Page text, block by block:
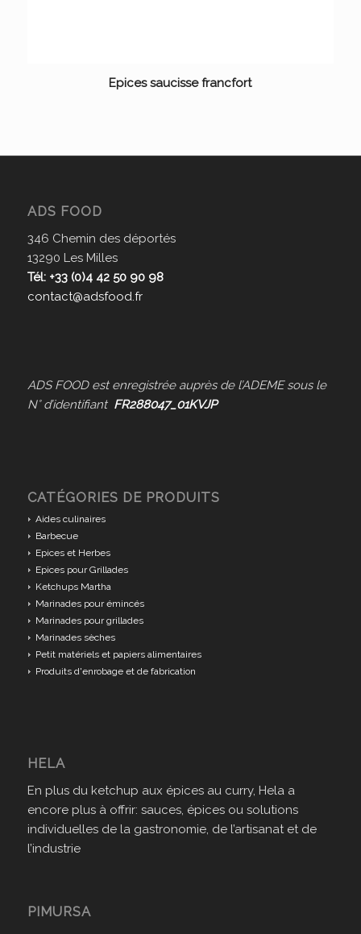
Epices saucisse francfort
ADS FOOD
346 Chemin des déportés
13290 Les Milles
Tél: +33 (0)4 42 50 90 98
contact@adsfood.fr
ADS FOOD est enregistrée auprès de l’ADEME sous le
N° d’identifiant FR288047_01KVJP
CATÉGORIES DE PRODUITS
Aides culinaires
Barbecue
Epices et Herbes
Epices pour Grillades
Ketchups Martha
Marinades pour émincés
Marinades pour grillades
Marinades sèches
Petit matériels et papiers alimentaires
Produits d'enrobage et de fabrication
HELA
En plus du ketchup aux épices au curry, Hela a
encore plus à offrir: sauces, épices ou solutions
individuelles de la gastronomie, de l’artisanat et de
l’industrie
PIMURSA